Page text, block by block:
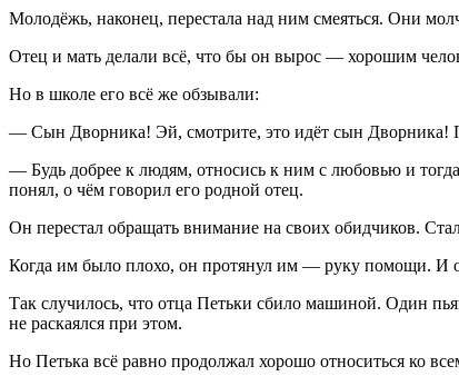
Молодёжь, наконец, перестала над ним смеяться. Они
Отец и мать делали всё, что бы он вырос — хорошим
Но в школе его всё же обзывали:
— Сын Дворника! Эй, смотрите, это идёт сын Дворника!
— Будь добрее к людям, относись к ним с любовью и
понял, о чём говорил его родной отец.
Он перестал обращать внимание на своих обидчиков.
Когда им было плохо, он протянул им — руку помощи. И
Так случилось, что отца Петьки сбило машиной. Один
не раскаялся при этом.
Но Петька всё равно продолжал хорошо относиться ко